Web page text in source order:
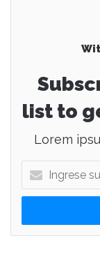
list to
Lorem
g
e